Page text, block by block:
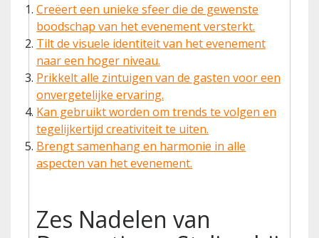
Creëert een unieke sfeer die de gewenste
boodschap van het evenement versterkt.
Tilt de visuele identiteit van het evenement
naar een hoger niveau.
Prikkelt alle zintuigen van de gasten voor een
onvergetelijke ervaring.
Kan gebruikt worden om trends te volgen en
tegelijkertijd creativiteit te uiten.
Brengt samenhang en harmonie in alle
aspecten van het evenement.
Zes Nadelen van